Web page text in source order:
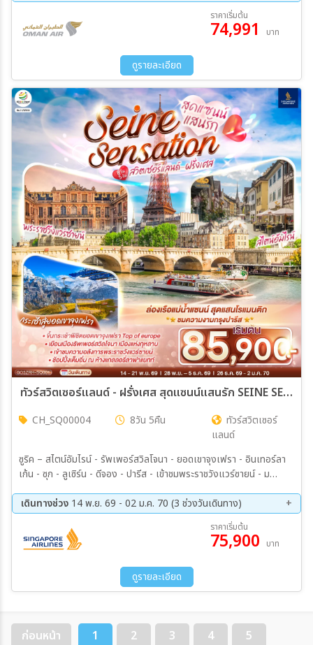
06 ธ.ค. 69 - 12 ธ.ค. 69
ราคาเริ่มต้น
74,991 บาท
ดูรายละเอียด
ทัวร์สวิตเซอร์แลนด์ - ฝรั่งเศส สุดแซนน์แสนรัก SEINE SENSATION 8วัน 5คืน (SQ)
CH_SQ00004 8วัน 5คืน
ทัวร์สวิตเซอร์
แลนด์
ซูริค – สไตน์อัมไรน์ - รัพเพอร์สวิลโจนา - ยอดเขาจุงเฟรา - อินเทอร์ลา
เก้น - ซุก - ลูเซิร์น - ดีจอง - ปารีส - เข้าชมพระราชวังแวร์ซายน์ - ม
ห้างแกลลอรีลาฟาแยทท์
เดินทางช่วง 14 พ.ย. 69 - 02 ม.ค. 70 (3 ช่วงวันเดินทาง)
28 พ.ย. 69 - 05 ธ.ค. 69
26 ธ.ค. 69 - 02 ม.ค. 70
ราคาเริ่มต้น
75,900 บาท
ดูรายละเอียด
ก่อนหน้า 1 2 3 4
5